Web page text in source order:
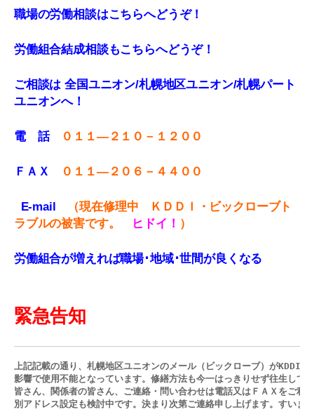
職場の労働相談はこちらへどうぞ！
労働組合結成相談もこちらへどうぞ！
ご相談は 全国ユニオン/札幌地区ユニオン/札幌パート
ユニオンへ！
電 話 ０１１—２１０－１２００
ＦＡＸ ０１１—２０６－４４００
E-mail （現在修理中 ＫＤＤＩ・ビックローブト
ラブルの被害です。
ヒドイ！ ）
労働組合が増えれば職場･地域･世間が良くなる
緊急告知
上記記載の通り、札幌地区ユニオンのメール（ビックローブ）がKDDI発
影響で使用不能となっています。修繕方法も今一はっきりせず往生して
皆さん、関係者の皆さん、ご連絡・問い合わせは電話又はＦＡＸをご利
別アドレス設定も検討中です。決まり次第ご連絡申し上げます。すいま